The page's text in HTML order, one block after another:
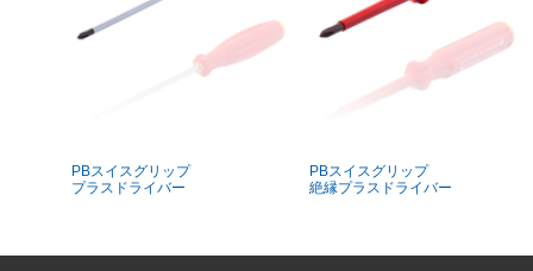
PBスイスグリップ
プラスドライバー
PBスイスグリップ
絶縁プラスドライバー